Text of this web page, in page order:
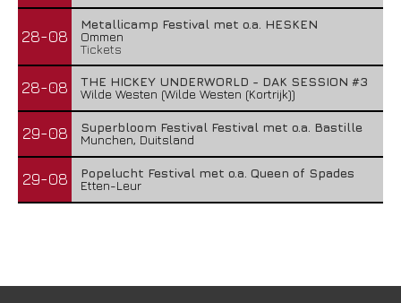
28-08
Metallicamp Festival met o.a. HESKEN
Ommen
Tickets
28-08
THE HICKEY UNDERWORLD - DAK SESSION #3
Wilde Westen (Wilde Westen (Kortrijk))
29-08
Superbloom Festival Festival met o.a. Bastille
Munchen, Duitsland
29-08
Popelucht Festival met o.a. Queen of Spades
Etten-Leur